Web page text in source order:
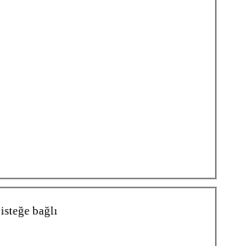
isteğe bağlı